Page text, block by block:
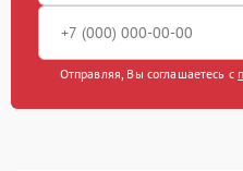
Отправляя, Вы соглашаетесь с